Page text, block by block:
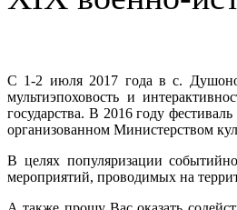
С 1-2 июля 2017 года в с.
мультиэпоховость и
государства. В 2016 году
организованном Министерством
В целях популяризации
мероприятий, проводимых на